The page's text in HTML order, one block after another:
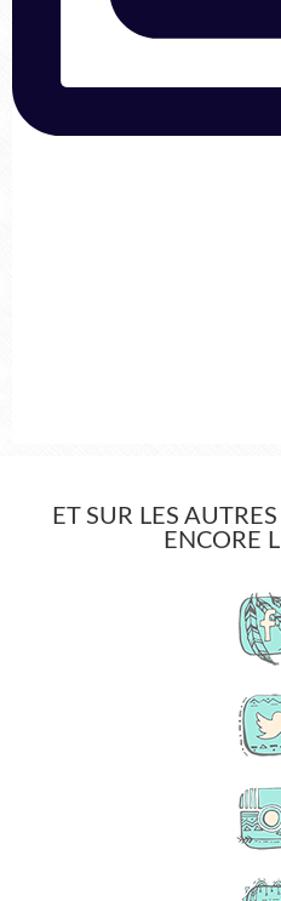
ET SUR LES
ENCORE